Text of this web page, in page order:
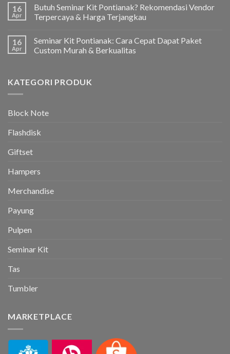
16
Apr
Butuh Seminar Kit Pontianak? Rekomendasi Vendor
Terpercaya & Harga Terjangkau
16
Apr
Seminar Kit Pontianak: Cara Cepat Dapat Paket
Custom Murah & Berkualitas
KATEGORI PRODUK
Block Note
Flashdisk
Giftset
Hampers
Merchandise
Payung
Pulpen
Seminar Kit
Tas
Tumbler
MARKETPLACE